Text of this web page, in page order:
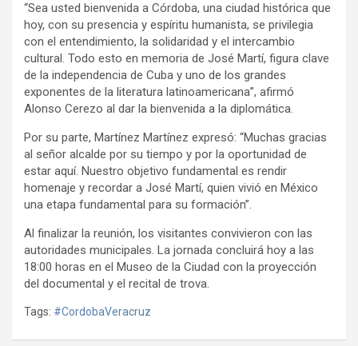
“Sea usted bienvenida a Córdoba, una ciudad histórica que
hoy, con su presencia y espíritu humanista, se privilegia
con el entendimiento, la solidaridad y el intercambio
cultural. Todo esto en memoria de José Martí, figura clave
de la independencia de Cuba y uno de los grandes
exponentes de la literatura latinoamericana”, afirmó
Alonso Cerezo al dar la bienvenida a la diplomática.
Por su parte, Martínez Martínez expresó: “Muchas gracias
al señor alcalde por su tiempo y por la oportunidad de
estar aquí. Nuestro objetivo fundamental es rendir
homenaje y recordar a José Martí, quien vivió en México
una etapa fundamental para su formación”.
Al finalizar la reunión, los visitantes convivieron con las
autoridades municipales. La jornada concluirá hoy a las
18:00 horas en el Museo de la Ciudad con la proyección
del documental y el recital de trova.
Tags: #CordobaVeracruz